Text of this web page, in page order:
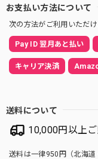
お支払い方法について
次の方法がご利用いただけ
Pay ID 翌月あと払い
キャリア決済
送料について
10,000円以上
送料は一律950円（北海道